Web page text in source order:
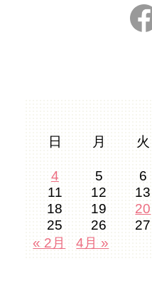
日 月 火
4
5 6
11
12 13
18
19 20
25
26 27
« 2月
4月 »